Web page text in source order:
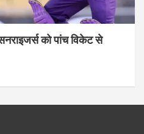
को पांच विकेट से